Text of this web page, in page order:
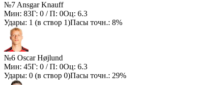
№7 Ansgar Knauff
Мин: 83Г: 0 / П: 0Оц: 6.3
Удары: 1 (в створ 1)Пасы точн.: 8%
№6 Oscar Højlund
Мин: 45Г: 0 / П: 0Оц: 6.3
Удары: 0 (в створ 0)Пасы точн.: 29%